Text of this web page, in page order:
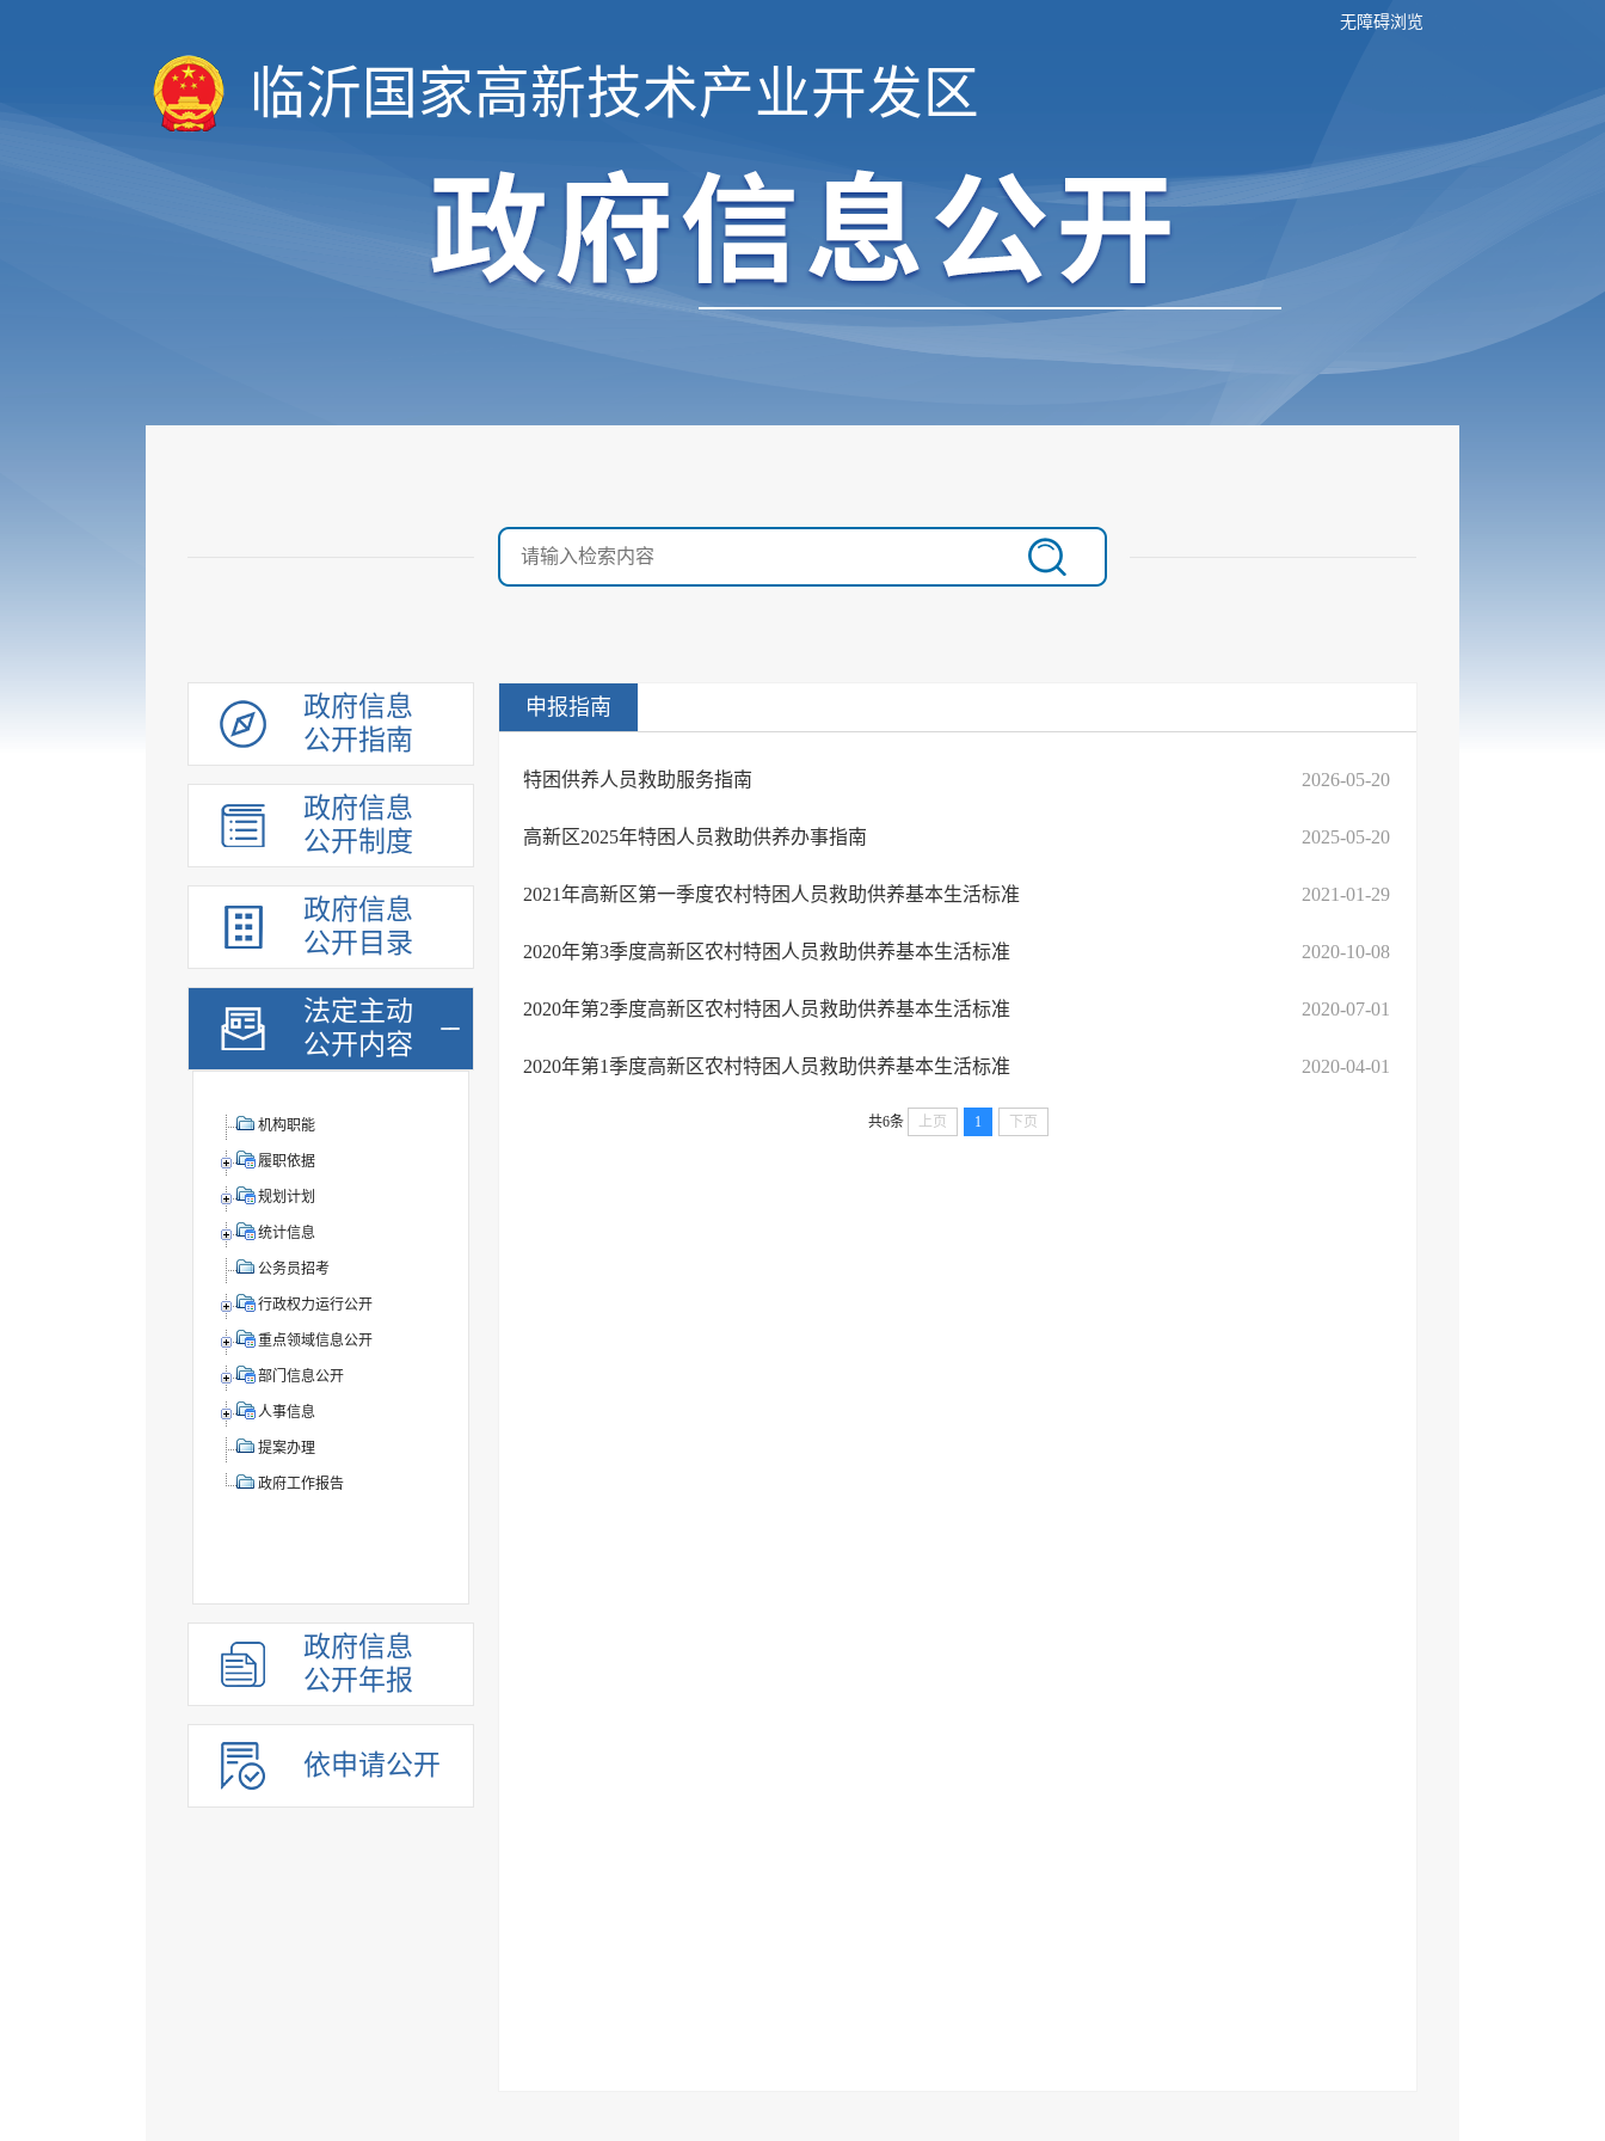
无障碍浏览
临沂国家高新技术产业开发区
政府信息
公开指南
政府信息
公开制度
政府信息
公开目录
法定主动
公开内容
机构职能
履职依据
规划计划
统计信息
公务员招考
行政权力运行公开
重点领域信息公开
部门信息公开
人事信息
提案办理
政府工作报告
政府信息
公开年报
依申请公开
申报指南
特困供养人员救助服务指南 2026-05-20
高新区2025年特困人员救助供养办事指南 2025-05-20
2021年高新区第一季度农村特困人员救助供养基本生活标准 2021-01-29
2020年第3季度高新区农村特困人员救助供养基本生活标准 2020-10-08
2020年第2季度高新区农村特困人员救助供养基本生活标准 2020-07-01
2020年第1季度高新区农村特困人员救助供养基本生活标准 2020-04-01
共6条 上页 1 下页